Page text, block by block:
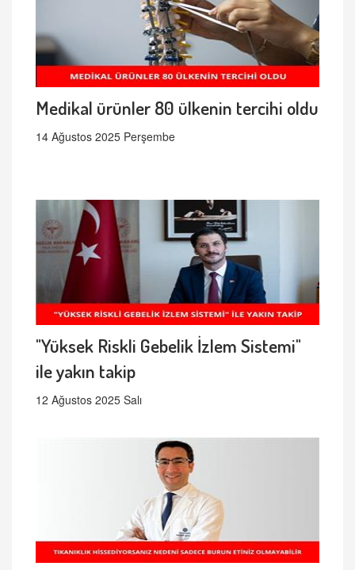
Medikal ürünler 80 ülkenin tercihi oldu
14 Ağustos 2025 Perşembe
"Yüksek Riskli Gebelik İzlem Sistemi"
ile yakın takip
12 Ağustos 2025 Salı